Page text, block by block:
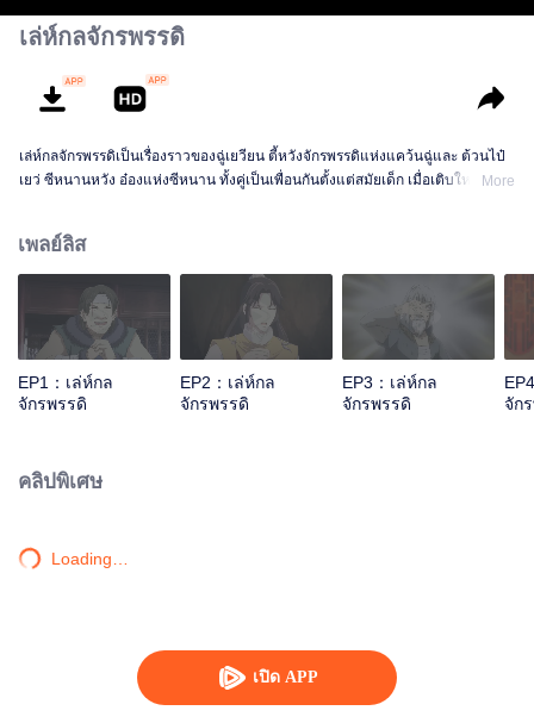
เปิด APP
เล่ห์กลจักรพรรดิ
เล่ห์กลจักรพรรดิเป็นเรื่องราวของฉู่เยวียน ตี้หวังจักรพรรดิแห่งแคว้นฉู่และ ต้วนไป๋
เยว่ ซีหนานหวัง อ๋องแห่งซีหนาน ทั้งคู่เป็นเพื่อนกันตั้งแต่สมัยเด็ก เมื่อเติบใหญ่ต้วน
ราชย์แทนองค์ชายใหญ่ ซึ่งสิ่งนี้ทำให้ตระกูลหลิวญาติฝั่งไทเฮาซึ่งเป็นพระมารดา
ขององค์ชายใหญ่ไม่พอใจเป็นอย่างมาก ฉู่เยวียนจะรับมือกับตระกูลหลิวได้หรือไม่
การต่อสู้บนเส้นทางจักรพรรดิจะดำเนินไปอย่างไร?
More
เพลย์ลิส
EP1：เล่ห์กล
จักรพรรดิ
EP2：เล่ห์กล
จักรพรรดิ
EP3：เล่ห์กล
จักรพรรดิ
จัก
คลิปพิเศษ
Loading…